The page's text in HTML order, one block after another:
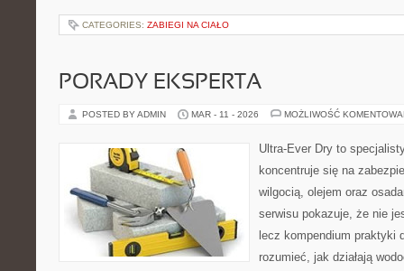
CATEGORIES: ZABIEGI NA CIAŁO
PORADY EKSPERTA
POSTED BY ADMIN MAR - 11 - 2026 MOŻLIWOŚĆ
Ultra-Ever Dry to
koncentruje się na
wilgocią, olejem oraz
serwisu pokazuje, że nie
lecz kompendium praktyki
rozumieć, jak działają